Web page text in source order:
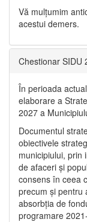
Vă mulţumim
acestui demers.
Chestionar SIDU
În perioada
elaborare a
2027 a
Documentul
obiectivele
municipiului, prin
de afaceri și
consens în ceea
precum și pentru
absorbția de
programare